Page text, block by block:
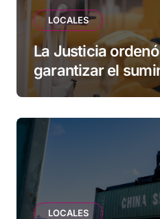
LOCALES
La Justicia
garantizar el
una familia de
LOCALES